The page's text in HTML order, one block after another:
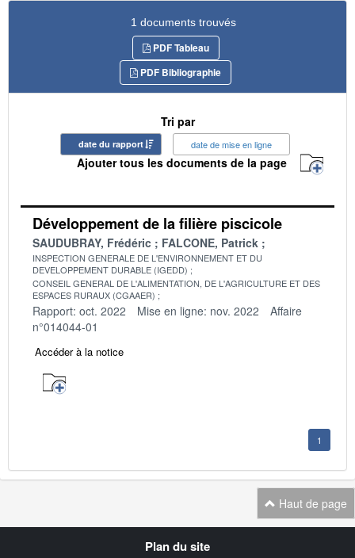
1 documents trouvés
PDF Tableau
PDF Bibliographie
Tri par
date du rapport date de mise en ligne
Ajouter tous les documents de la page
Développement de la filière piscicole
SAUDUBRAY, Frédéric FALCONE, Patrick
INSPECTION GENERALE DE L'ENVIRONNEMENT ET DU
DEVELOPPEMENT DURABLE (IGEDD)
CONSEIL GENERAL DE L'ALIMENTATION, DE L'AGRICULTURE ET DES
ESPACES RURAUX (CGAAER)
Rapport: oct. 2022 Mise en ligne: nov. 2022
Affaire
n°014044-01
Accéder à la notice
1
Haut de page
Plan du site